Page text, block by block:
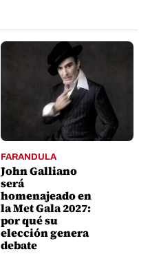
FARANDULA
John Galliano
será
homenajeado en
la Met Gala 2027:
por qué su
elección genera
debate